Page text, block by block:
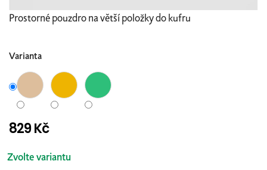
Prostorné pouzdro na větší položky do kufru
Varianta
829 Kč
Měrná
Zvolte variantu